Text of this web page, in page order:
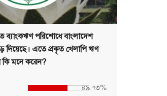
ব্যাংকঋণ পরিশোধে বাংলাদেশ
দিয়েছে। এতে প্রকৃত খেলাপি ঋণ
মনে করেন?
৪৯.৭৩%